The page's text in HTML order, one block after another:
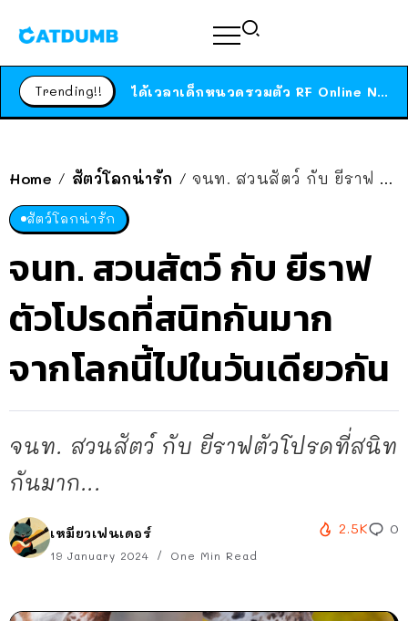
Trending!! ได้เวลาเด็กหนวดรวมตัว RF Online Next เปิดให้เล่นแล้ว เกม Sci-Fi MMORPG ระดับตำนาน เล่นได้ทั้งมือถือและ PC
Home / สัตว์โลกน่ารัก / จนท. สวนสัตว์ กับ ยีราฟ ตัวโปรดที่สนิทกันมาก จากโลกนี้ไปในวันเดียวกัน
สัตว์โลกน่ารัก
จนท. สวนสัตว์ กับ ยีราฟ
ตัวโปรดที่สนิทกันมาก
จากโลกนี้ไปในวันเดียวกัน
จนท. สวนสัตว์ กับ ยีราฟตัวโปรดที่สนิท
กันมาก...
เหมียวเฟนเดอร์
19 January 2024 One Min Read
2.5K 0